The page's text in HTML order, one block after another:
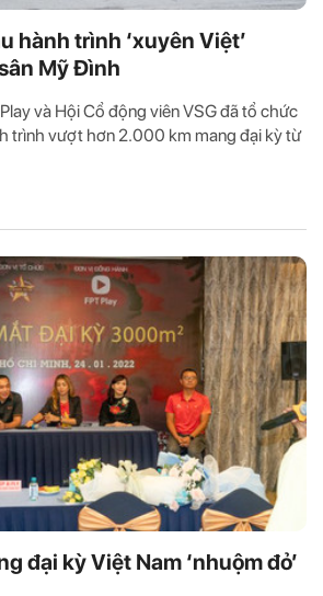
hành trình ‘xuyên Việt’
Mỹ Đình
và Hội Cổ động viên VSG đã tổ chức
trình vượt hơn 2.000 km mang đại kỳ từ
đại kỳ Việt Nam ‘nhuộm đỏ’